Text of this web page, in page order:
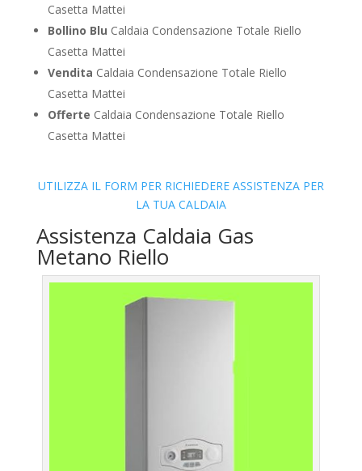
Casetta Mattei
Bollino Blu Caldaia Condensazione Totale Riello
Casetta Mattei
Vendita Caldaia Condensazione Totale Riello
Casetta Mattei
Offerte Caldaia Condensazione Totale Riello
Casetta Mattei
UTILIZZA IL FORM PER RICHIEDERE ASSISTENZA PER
LA TUA CALDAIA
Assistenza Caldaia Gas
Metano Riello